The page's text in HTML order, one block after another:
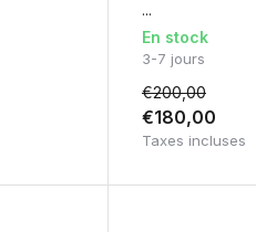
...
En stock
3-7 jours
€200,00
€180,00
Taxes incluses